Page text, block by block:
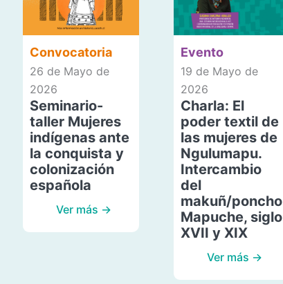
Convocatoria
26 de Mayo de
2026
Seminario-
taller Mujeres
indígenas ante
la conquista y
colonización
española
Ver más →
Evento
19 de Mayo de
2026
Charla: El
poder textil de
las mujeres de
Ngulumapu.
Intercambio
del
makuñ/poncho
Mapuche, siglo
XVII y XIX
Ver más →